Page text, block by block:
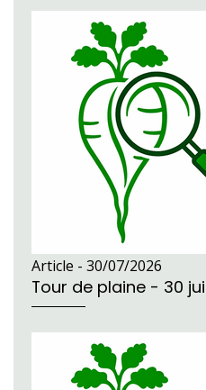
Article - 30/07/2026
Tour de plaine - 30